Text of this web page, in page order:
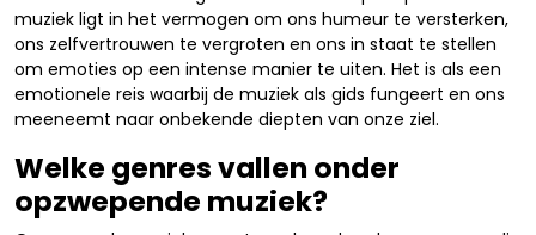
muziek ligt in het vermogen om ons humeur te versterken,
ons zelfvertrouwen te vergroten en ons in staat te stellen
om emoties op een intense manier te uiten. Het is als een
emotionele reis waarbij de muziek als gids fungeert en ons
meeneemt naar onbekende diepten van onze ziel.
Welke genres vallen onder
opzwepende muziek?